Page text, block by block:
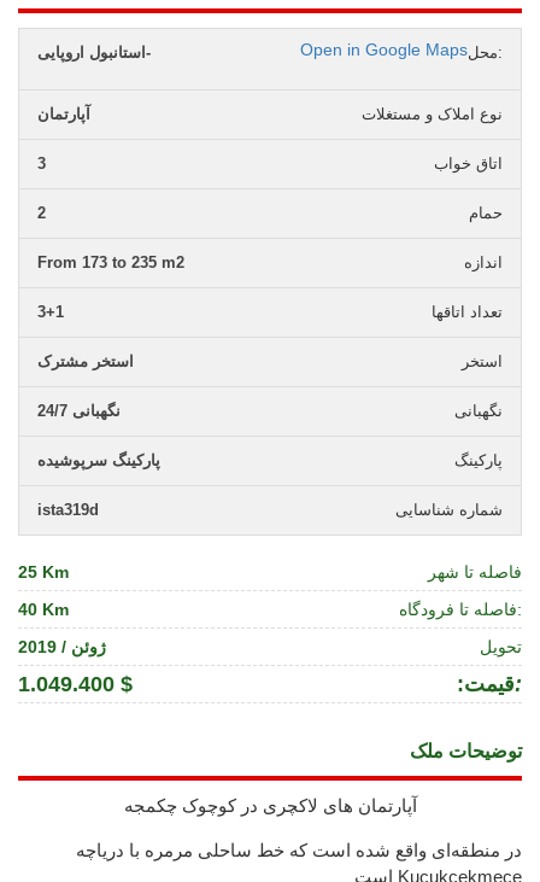
محل: استانبول اروپایی- Open in Google Maps
نوع املاک و مستغلات آپارتمان
اتاق خواب 3
حمام 2
اندازه From 173 to 235 m2
تعداد اتاقها 3+1
استخر استخر مشترک
نگهبانی نگهبانی 24/7
پارکینگ پارکینگ سرپوشیده
شماره شناسایی ista319d
فاصله تا شهر
25 Km
فاصله تا فرودگاه:
40 Km
تحویل
ژوئن / 2019
:قیمت:
1.049.400 $
توضیحات ملک
آپارتمان های لاکچری در کوچوک چکمجه
در منطقه‌ای واقع شده است که خط ساحلی مرمره با دریاچه
Kuçukçekmece است